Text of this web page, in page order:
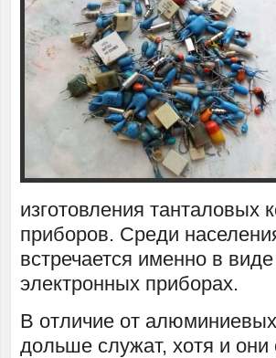
изготовления танталовых
приборов. Среди
встречается именно в
электронных приборах.
В отличие от
дольше служат, хотя и